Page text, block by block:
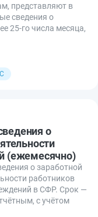
представляют в
сведения о
25-го числа месяца,
о
(ежемесячно)
о заработной
работников
в СФР. Срок —
с учётом